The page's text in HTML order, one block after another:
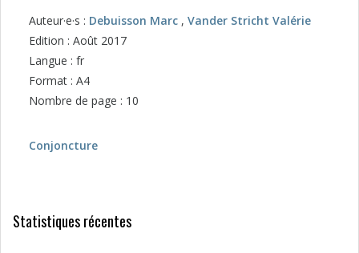
Auteur·e·s : Debuisson Marc , Vander Stricht Valérie
Edition : Août 2017
Langue : fr
Format : A4
Nombre de page : 10
Conjoncture
Statistiques récentes